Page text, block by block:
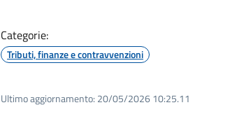
Categorie:
Tributi, finanze e contravvenzioni
Ultimo aggiornamento: 20/05/2026 10:25.11